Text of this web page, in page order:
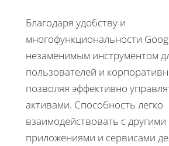
Благодаря удобству и
многофункциональности
незаменимым инструментом
пользователей и
позволяя эффективно
активами. Способность легко
взаимодействовать с другими
приложениями и сервисами